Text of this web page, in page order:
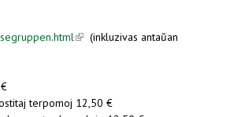
(link is external)
(inkluzivas antaŭan
terpomoj 12,50 €